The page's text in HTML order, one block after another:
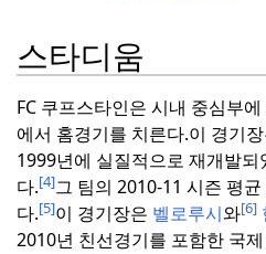
스타디움
FC 쿠프스타인은 시내 중심부
에서 홈경기를 치른다.이 경기
1999년에 실질적으로 재개발되
다.[4]그 팀의 2010-11 시즌 평
다.[5]이 경기장은 벨로루시와[6]
2010년 친선경기를 포함한 국